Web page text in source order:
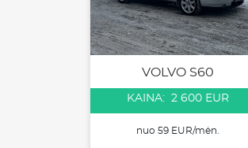
VOLVO S60
KAINA: 2 600 EUR
nuo 59 EUR/mėn.